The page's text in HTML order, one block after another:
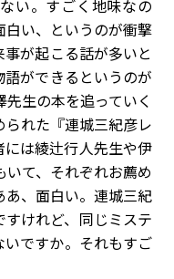
い。すごく地味なの
白い、というのが衝撃
が起こる話が多いと
ができるというのが
生の本を追っていく
れた『連城三紀彦レ
は綾辻行人先生や伊
て、それぞれお薦め
、面白い。連城三紀
けれど、同じミステ
いですか。それもすご